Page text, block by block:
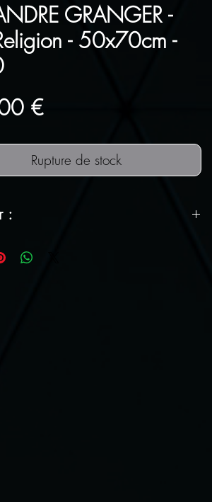
GRANGER -
- 50x70cm -
€Prix
Rupture de stock
:
PORT OFFERTS !